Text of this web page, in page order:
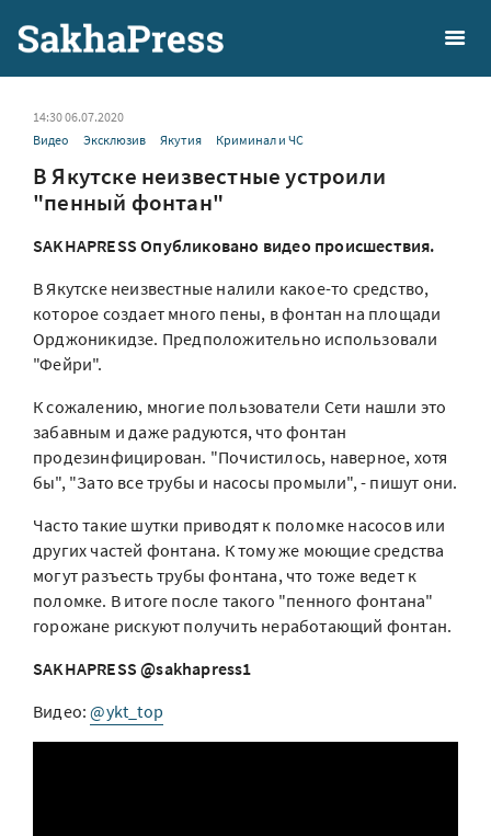
14:30 06.07.2020
Видео
Эксклюзив Якутия Криминал и ЧС
В Якутске неизвестные устроили
"пенный фонтан"
SAKHAPRESS Опубликовано видео происшествия.
В Якутске неизвестные налили какое-то средство,
которое создает много пены, в фонтан на площади
Орджоникидзе. Предположительно использовали
"Фейри".
К сожалению, многие пользователи Сети нашли это
забавным и даже радуются, что фонтан
продезинфицирован. "Почистилось, наверное, хотя
бы", "Зато все трубы и насосы промыли", - пишут они.
Часто такие шутки приводят к поломке насосов или
других частей фонтана. К тому же моющие средства
могут разъесть трубы фонтана, что тоже ведет к
поломке. В итоге после такого "пенного фонтана"
горожане рискуют получить неработающий фонтан.
SAKHAPRESS @sakhapress1
Видео:@ykt_top